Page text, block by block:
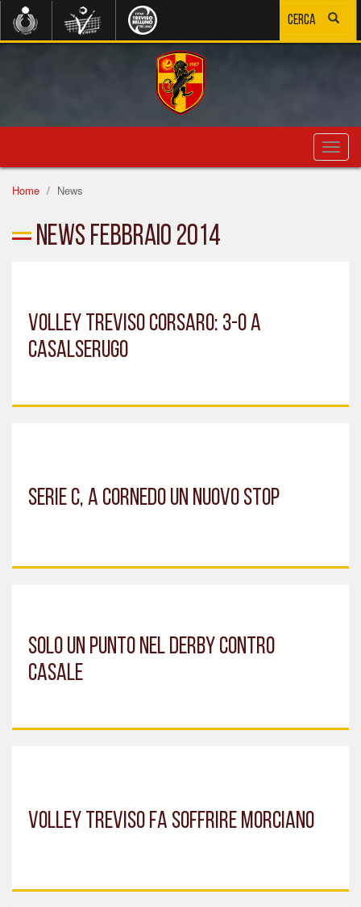
Home
News
News Febbraio 2014
Volley Treviso corsaro: 3-0 a
Casalserugo
Serie C, a Cornedo un nuovo stop
Solo un punto nel derby contro
Casale
Volley Treviso fa soffrire Morciano